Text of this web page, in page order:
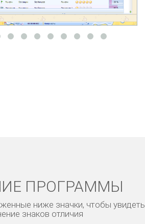
ПРОГРАММЫ
ниже значки, чтобы увидеть
знаков отличия